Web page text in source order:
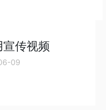
传视频
09